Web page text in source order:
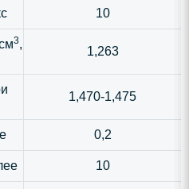
10
3,
1,263
1,470-1,475
0,2
10